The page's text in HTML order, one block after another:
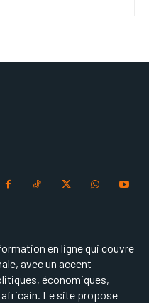
en ligne qui couvre
avec un accent
économiques,
Le site propose